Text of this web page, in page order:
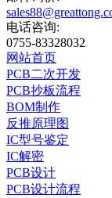
电话咨询:
0755-83328032
网站首页
PCB二次开发
PCB抄板流程
BOM制作
反推原理图
IC型号鉴定
IC解密
PCB设计
PCB设计流程